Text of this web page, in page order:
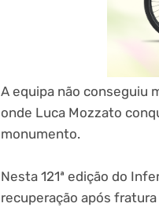
A equipa não conseguiu
onde Luca Mozzato
monumento.
Nesta 121ª edição do
recuperação após